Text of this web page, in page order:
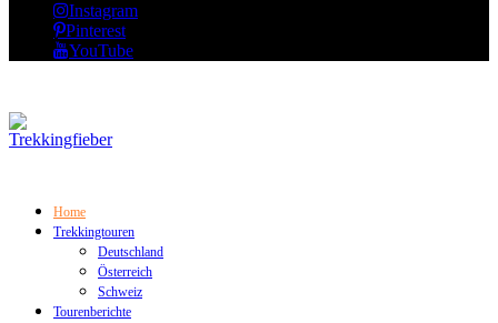
Instagram
Pinterest
YouTube
Home
Trekkingtouren
Deutschland
Österreich
Schweiz
Tourenberichte